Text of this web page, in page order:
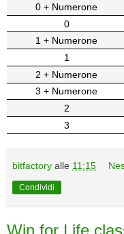
0 + Numerone
0
1 + Numerone
1
2 + Numerone
3 + Numerone
2
3
bitfactory alle 11:15
Condividi
Win for Life